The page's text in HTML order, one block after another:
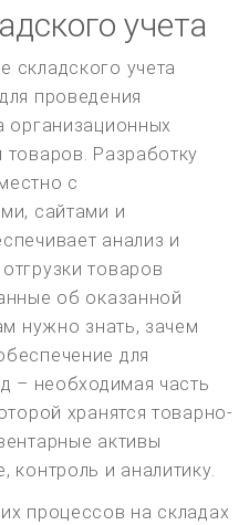
учета
складского учета
проведения
организационных
Разработку
с
сайтами и
анализ и
товаров
об оказанной
нужно знать, зачем
для
– необходимая часть
хранятся товарно-
активы
контроль и аналитику.
процессов на складах